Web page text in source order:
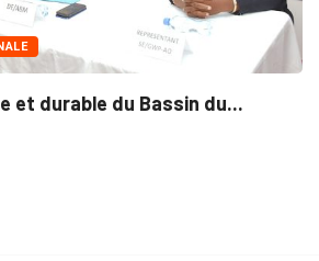
et durable du Bassin du...